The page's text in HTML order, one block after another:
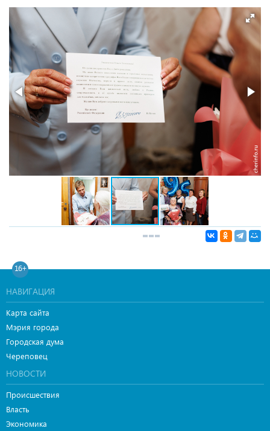
16+
НАВИГАЦИЯ
Карта сайта
Мэрия города
Городская дума
Череповец
НОВОСТИ
Происшествия
Власть
Экономика